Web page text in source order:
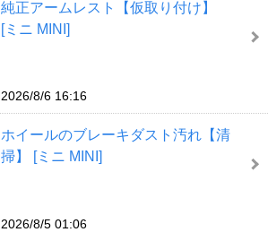
純正アームレスト【仮取り付け】
[ミニ MINI]
2026/8/6 16:16
ホイールのブレーキダスト汚れ【清
掃】 [ミニ MINI]
2026/8/5 01:06